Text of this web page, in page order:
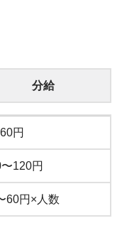
分給
円
120円
60円×人数